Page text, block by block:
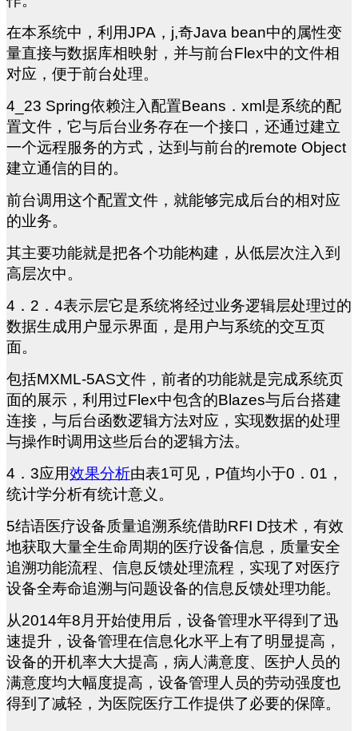
在本系统中，利用JPA，j,奇Java bean中的属性变
量直接与数据库相映射，并与前台Flex中的文件相
对应，便于前台处理。
4_23 Spring依赖注入配置Beans．xml是系统的配
置文件，它与后台业务存在一个接口，还通过建立
一个远程服务的方式，达到与前台的remote Object
建立通信的目的。
前台调用这个配置文件，就能够完成后台的相对应
的业务。
其主要功能就是把各个功能构建，从低层次注入到
高层次中。
4 ．2．4表示层它是系统将经过业务逻辑层处理过的
数据生成用户显示界面，是用户与系统的交互页
面。
包括MXML-5AS文件，前者的功能就是完成系统页
面的展示，利用过Flex中包含的Blazes与后台搭建
连接，与后台函数逻辑方法对应，实现数据的处理
与操作时调用这些后台的逻辑方法。
4 ．3应用效果分析由表1可见，P值均小于0．01，
统计学分析有统计意义。
5结语医疗设备质量追溯系统借助RFI D技术，有效
地获取大量全生命周期的医疗设备信息，质量安全
追溯功能流程、信息反馈处理流程，实现了对医疗
设备全寿命追溯与问题设备的信息反馈处理功能。
从2014年8月开始使用后，设备管理水平得到了迅
速提升，设备管理在信息化水平上有了明显提高，
设备的开机率大大提高，病人满意度、医护人员的
满意度均大幅度提高，设备管理人员的劳动强度也
得到了减轻，为医院医疗工作提供了必要的保障。